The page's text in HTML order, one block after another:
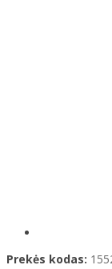
Prekės kodas: